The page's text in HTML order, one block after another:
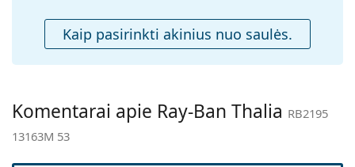
Ne
Priedai
Valymo šluostė:
Taip
Kita
Kaip pasirinkti akinius nuo saulės.
Komentarai apie Ray-Ban Thalia RB2195
13163M 53